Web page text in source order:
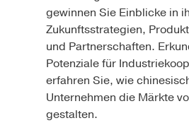
gewinnen Sie Einblicke in
Zukunftsstrategien,
und Partnerschaften.
Potenziale für
erfahren Sie, wie
Unternehmen die Märkte
gestalten.